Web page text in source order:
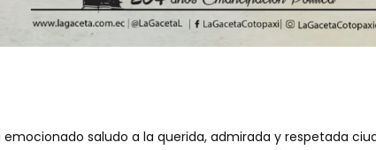
emocionado saludo a la querida, admirada y respetada